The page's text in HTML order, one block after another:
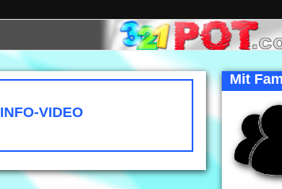
INFO-VIDEO
Mit